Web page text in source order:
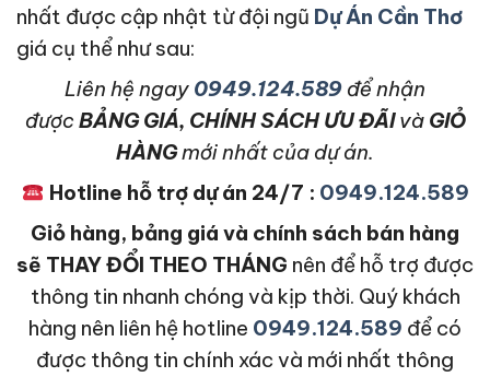
nhất được cập nhật từ đội ngũ Dự Án Cần Thơ
giá cụ thể như sau:
Liên hệ ngay 0949.124.589 để nhận
được BẢNG GIÁ, CHÍNH SÁCH ƯU ĐÃIvàGIỎ
HÀNGmới nhất của dự án.
Hotline hỗ trợ dự án 24/7 : 0949.124.589
Giỏ hàng, bảng giá và chính sách bán hàng
sẽ THAY ĐỔI THEO THÁNG nên để hỗ trợ được
thông tin nhanh chóng và kịp thời. Quý khách
hàng nên liên hệ hotline 0949.124.589 để có
được thông tin chính xác và mới nhất thông